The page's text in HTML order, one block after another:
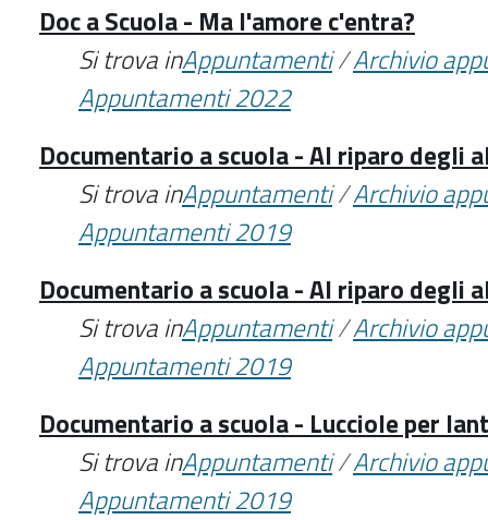
Doc a Scuola - Ma l'amore c'entra?
Si trova inAppuntamenti/Archivio
Appuntamenti 2022
Documentario a scuola - Al riparo degli
Si trova inAppuntamenti/Archivio
Appuntamenti 2019
Documentario a scuola - Al riparo degli
Si trova inAppuntamenti/Archivio
Appuntamenti 2019
Documentario a scuola - Lucciole per
Si trova inAppuntamenti/Archivio
Appuntamenti 2019